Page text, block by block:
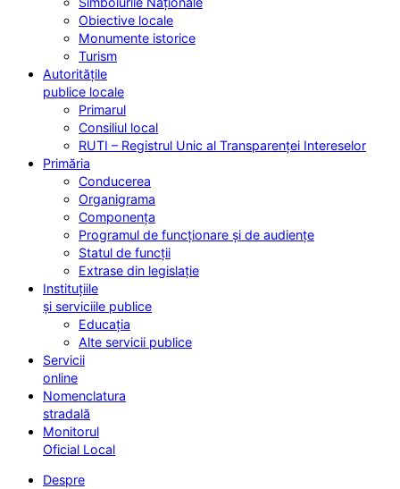
Obiective locale
Monumente istorice
Turism
Autoritățile
publice locale
Primarul
Consiliul local
RUTI – Registrul Unic al Transparenței Intereselor
Primăria
Conducerea
Organigrama
Componența
Programul de funcționare și de audiențe
Statul de funcții
Extrase din legislație
Instituțiile
și serviciile publice
Educația
Alte servicii publice
Servicii
online
Nomenclatura
stradală
Monitorul
Oficial Local
Despre